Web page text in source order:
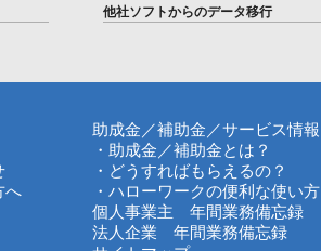
他社ソフトからのデータ移行
へ
助成金／補助金／サービス情報
・助成金／補助金とは？
・どうすればもらえるの？
・ハローワークの便利な使い方
個人事業主 年間業務備忘録
法人企業 年間業務備忘録